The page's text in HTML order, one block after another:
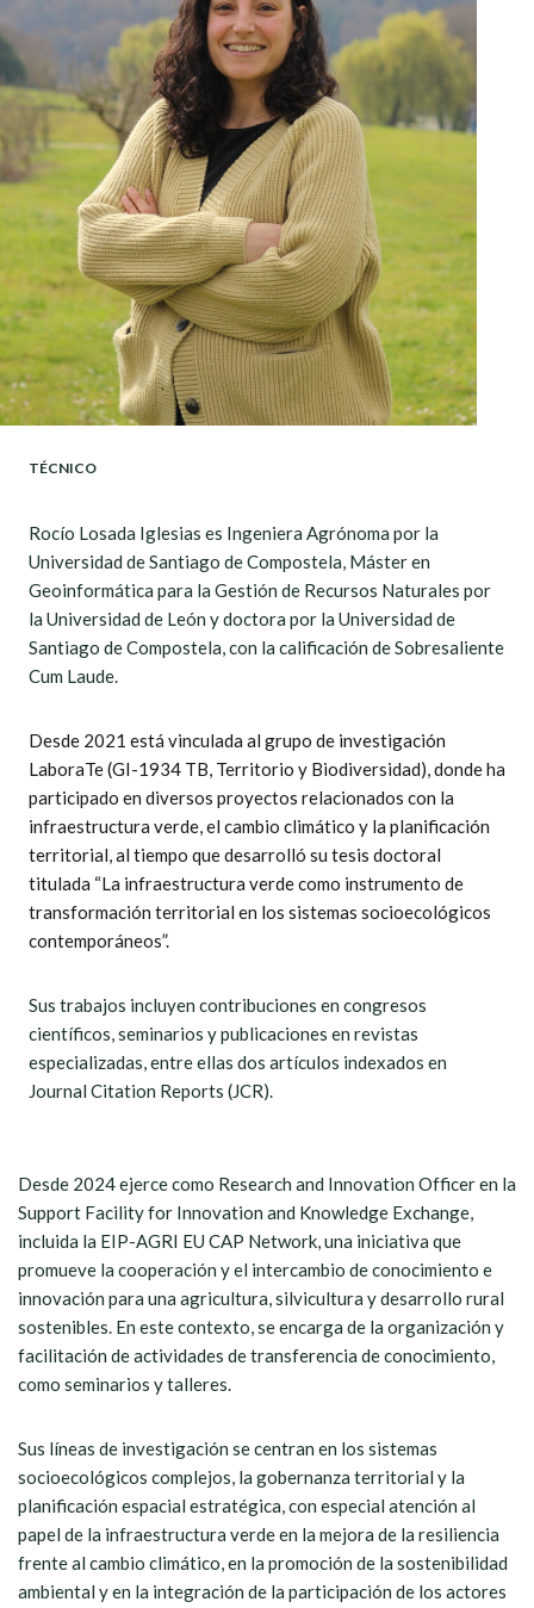
TÉCNICO
Rocío Losada Iglesias es Ingeniera Agrónoma por la
Universidad de Santiago de Compostela, Máster en
Geoinformática para la Gestión de Recursos Naturales por
la Universidad de León y doctora por la Universidad de
Santiago de Compostela, con la calificación de Sobresaliente
Cum Laude.
Desde 2021 está vinculada al grupo de investigación
LaboraTe (GI-1934 TB, Territorio y Biodiversidad), donde ha
participado en diversos proyectos relacionados con la
infraestructura verde, el cambio climático y la planificación
territorial, al tiempo que desarrolló su tesis doctoral
titulada “La infraestructura verde como instrumento de
transformación territorial en los sistemas socioecológicos
contemporáneos”.
Sus trabajos incluyen contribuciones en congresos
científicos, seminarios y publicaciones en revistas
especializadas, entre ellas dos artículos indexados en
Journal Citation Reports (JCR).
Desde 2024 ejerce como Research and Innovation Officer en la
Support Facility for Innovation and Knowledge Exchange,
incluida la EIP-AGRI EU CAP Network, una iniciativa que
promueve la cooperación y el intercambio de conocimiento e
innovación para una agricultura, silvicultura y desarrollo rural
sostenibles. En este contexto, se encarga de la organización y
facilitación de actividades de transferencia de conocimiento,
como seminarios y talleres.
Sus líneas de investigación se centran en los sistemas
socioecológicos complejos, la gobernanza territorial y la
planificación espacial estratégica, con especial atención al
papel de la infraestructura verde en la mejora de la resiliencia
frente al cambio climático, en la promoción de la sostenibilidad
ambiental y en la integración de la participación de los actores